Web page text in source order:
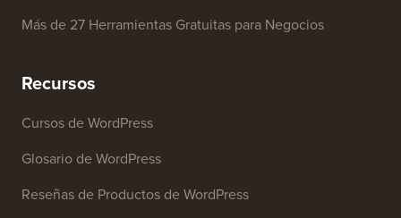
Más de 27 Herramientas Gratuitas para Negocios
Recursos
Cursos de WordPress
Glosario de WordPress
Reseñas de Productos de WordPress